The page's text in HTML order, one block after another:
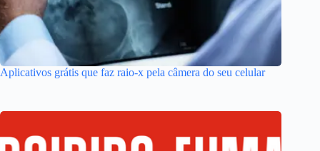
Aplicativos grátis que faz raio-x pela câmera do seu celular